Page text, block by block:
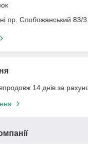
пр. Слобожанський 83/
14 днів за